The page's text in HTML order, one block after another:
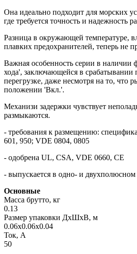
Она идеально подходит для морских
где требуется точность и надежность
Разница в окружающей температуре,
плавких предохранителей, теперь не
Важная особенность серии в наличии
хода', заключающейся в срабатывании
перегрузке, даже несмотря на то, что
положении 'Вкл.'.
Механизи задержки чувствует
размыкаются.
- требования к размещению:
601, 950; VDE 0804, 0805
- одобрена UL, CSA, VDE 0660, CE
- выпускается в одно- и
Основные
Масса брутто, кг
0.13
Размер упаковки ДхШхВ, м
0.06x0.06x0.04
Ток, А
50